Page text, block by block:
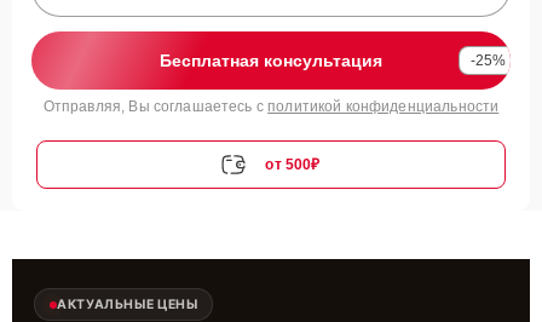
Бесплатная консультация -25%
Отправляя, Вы соглашаетесь с политикой конфиденциальности
от 500₽
АКТУАЛЬНЫЕ ЦЕНЫ